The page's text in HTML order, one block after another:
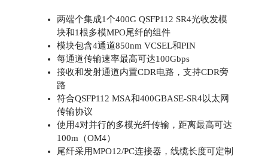
两端个集成1个400G QSFP112 SR4光收发模
块和1根多模MPO尾纤的组件
模块包含4通道850nm VCSEL和PIN
每通道传输速率最高可达100Gbps
接收和发射通道内置CDR电路，支持CDR旁
路
符合QSFP112 MSA和400GBASE-SR4以太网
传输协议
使用4对并行的多模光纤传输，距离最高可达
100m（OM4）
尾纤采用MPO12/PC连接器，线缆长度可定制